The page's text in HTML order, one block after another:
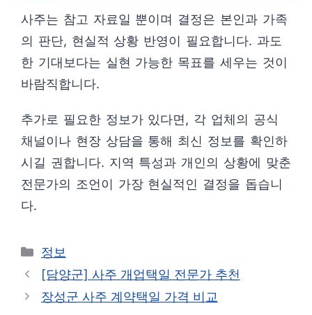
사주는 참고 자료일 뿐이며 결정은 본인과 가족
의 판단, 현실적 상황 반영이 필요합니다. 과도
한 기대보다는 실현 가능한 목표를 세우는 것이
바람직합니다.
추가로 필요한 정보가 있다면, 각 업체의 공식
채널이나 현장 상담을 통해 최신 정보를 확인하
시길 권합니다. 지역 특성과 개인의 상황에 맞춘
전문가의 조언이 가장 현실적인 결정을 돕습니
다.
카
테
리
정보
[담양군] 사주 개업택일 전문가 추천
장성군 사주 계약택일 가격 비교